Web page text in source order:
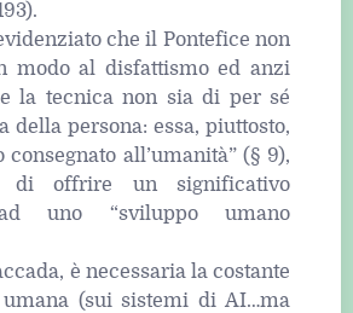
che il Pontefice non
modo al disfattismo ed anzi
la tecnica non sia di per sé
della persona: essa, piuttosto,
consegnato all’umanità” (§ 9),
offrire un significativo
uno “sviluppo umano
è necessaria la costante
umana (sui sistemi di AI…ma